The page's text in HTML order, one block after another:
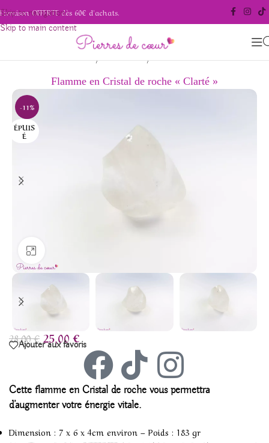
Skip to navigation
Skip to main content
Livraison OFFERTE dès 60€ d'achats.
Accueil/Pierres naturelles/Cristal de roche
Flamme en Cristal de roche « Clarté »
-11%
ÉPUIS
É
28,00€ 25,00€
Ajouter aux favoris
Cette flamme en Cristal de roche vous permettra
d’augmenter votre énergie vitale.
Dimension : 7 x 6 x 4cm environ – Poids : 183 gr